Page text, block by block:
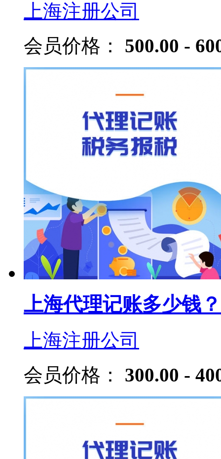
上海注册公司
会员价格： 500.00 -
上海代理记账多少钱
上海注册公司
会员价格： 300.00 -